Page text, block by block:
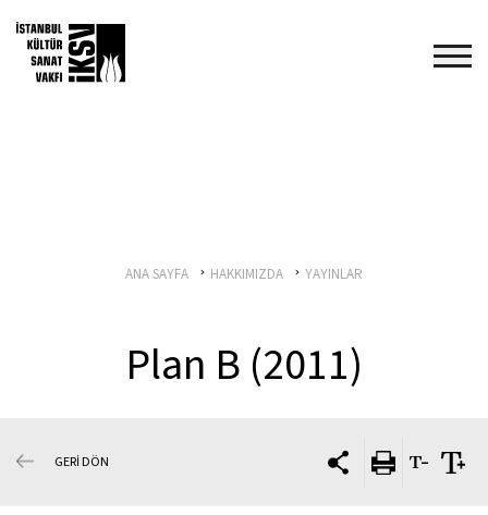
ANA SAYFA HAKKIMIZDA YAYINLAR
Plan B (2011)
GERİ DÖN